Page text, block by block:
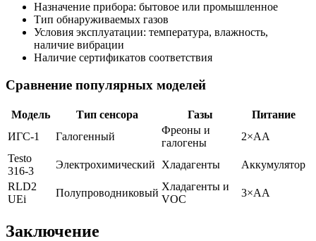
Назначение прибора: бытовое или промышленное
Тип обнаруживаемых газов
Условия эксплуатации: температура, влажность,
наличие вибрации
Наличие сертификатов соответствия
Сравнение популярных моделей
Модель Тип сенсора Газы
Питание
ИГС-1
Галогенный
Фреоны и
галогены
2×АА
Testo
316-3
Электрохимический Хладагенты
Аккумулятор
RLD2
UEi
Полупроводниковый
Хладагенты и
VOC
3×АА
Заключение